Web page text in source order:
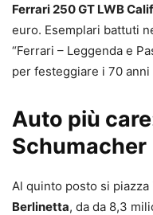
Ferrari 250 GT LWB
euro. Esemplari battuti
“Ferrari – Leggenda e
per festeggiare i 70 anni
Auto più
Schumacher
Al quinto posto si piazza
Berlinetta, da da 8,3